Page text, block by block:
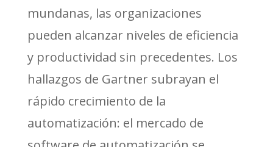
mundanas, las organizaciones
pueden alcanzar niveles de eficiencia
y productividad sin precedentes. Los
hallazgos de Gartner subrayan el
rápido crecimiento de la
automatización: el mercado de